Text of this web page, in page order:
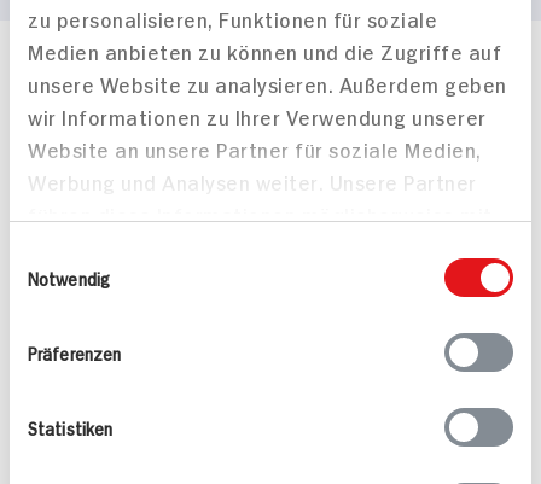
zu personalisieren, Funktionen für soziale
Medien anbieten zu können und die Zugriffe auf
unsere Website zu analysieren. Außerdem geben
wir Informationen zu Ihrer Verwendung unserer
Website an unsere Partner für soziale Medien,
Werbung und Analysen weiter. Unsere Partner
bereitgestellt haben oder die sie im Rahmen
Notwendig
Präferenzen
Statistiken
Häufig gestellte Fragen
Mehr Informationen in unserem FAQ
kontakt
hit.de
Wir beantworten gerne Ihre Fragen
(0228) 42967 0
Montag - Donnerstag: 9 bis 16 Uhr
Folgen Sie uns auf TikTok
Rezepte